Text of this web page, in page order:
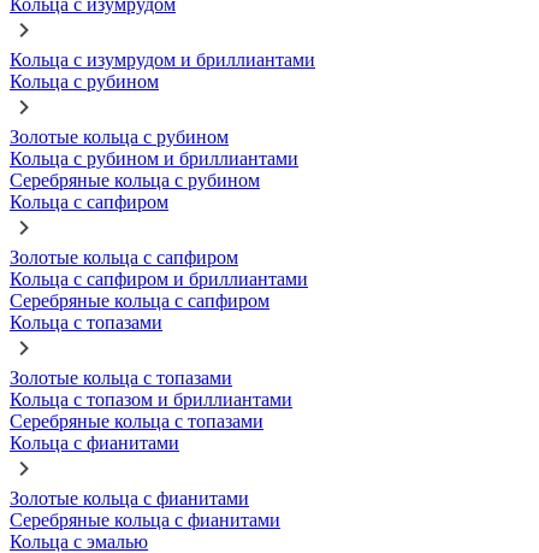
Кольца с изумрудом
Кольца с изумрудом и бриллиантами
Кольца с рубином
Золотые кольца с рубином
Кольца с рубином и бриллиантами
Серебряные кольца с рубином
Кольца с сапфиром
Золотые кольца с сапфиром
Кольца с сапфиром и бриллиантами
Серебряные кольца с сапфиром
Кольца с топазами
Золотые кольца с топазами
Кольца с топазом и бриллиантами
Серебряные кольца с топазами
Кольца с фианитами
Золотые кольца с фианитами
Серебряные кольца с фианитами
Кольца с эмалью